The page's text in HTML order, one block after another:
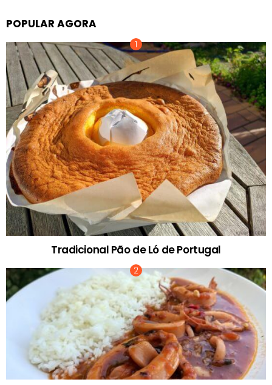
POPULAR AGORA
Tradicional Pão de Ló de Portugal